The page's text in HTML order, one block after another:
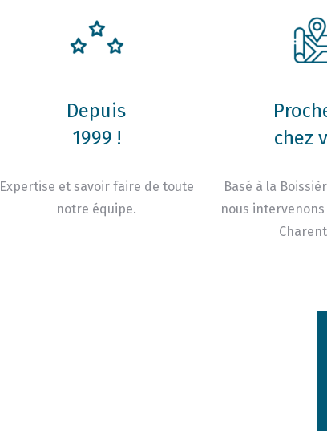
Depuis
1999 !
Expertise et savoir faire de toute
notre équipe.
chez
Basé à la
nous intervenons